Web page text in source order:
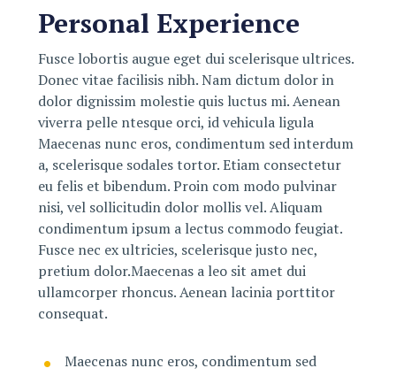
Personal Experience
Fusce lobortis augue eget dui scelerisque ultrices.
Donec vitae facilisis nibh. Nam dictum dolor in
dolor dignissim molestie quis luctus mi. Aenean
viverra pelle ntesque orci, id vehicula ligula
Maecenas nunc eros, condimentum sed interdum
a, scelerisque sodales tortor. Etiam consectetur
eu felis et bibendum. Proin com modo pulvinar
nisi, vel sollicitudin dolor mollis vel. Aliquam
condimentum ipsum a lectus commodo feugiat.
Fusce nec ex ultricies, scelerisque justo nec,
pretium dolor.Maecenas a leo sit amet dui
ullamcorper rhoncus. Aenean lacinia porttitor
consequat.
Maecenas nunc eros, condimentum sed